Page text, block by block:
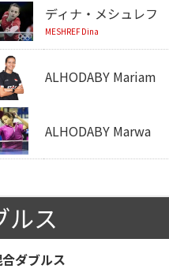
ディナ・メシュレフ
MESHREF Dina
ALHODABY Mariam
ALHODABY Marwa
ルス
ダブルス